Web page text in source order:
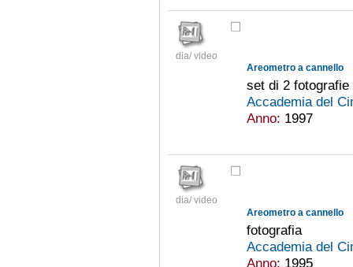
dia/ video
Areometro a cannello
set di 2 fotografie
Accademia del
Anno: 1997
dia/ video
Areometro a cannello
fotografia
Accademia del
Anno: 1995